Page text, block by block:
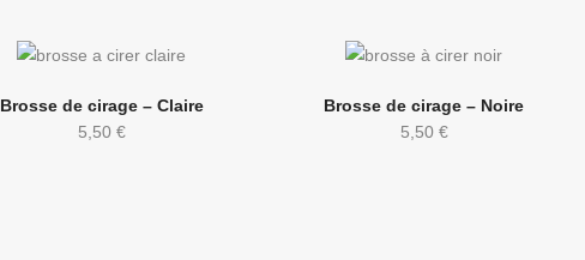
Brosse de cirage – Claire
5,50 €
Brosse de cirage – Noire
5,50 €